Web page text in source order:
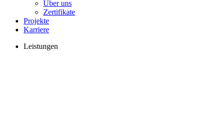
Über uns
Zertifikate
Projekte
Karriere
Leistungen